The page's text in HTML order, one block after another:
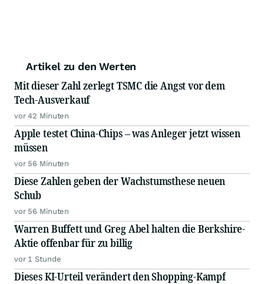
Artikel zu den Werten
Mit dieser Zahl zerlegt TSMC die Angst vor dem
Tech-Ausverkauf
vor 42 Minuten
Apple testet China-Chips – was Anleger jetzt wissen
müssen
vor 56 Minuten
Diese Zahlen geben der Wachstumsthese neuen
Schub
vor 56 Minuten
Warren Buffett und Greg Abel halten die Berkshire-
Aktie offenbar für zu billig
vor 1 Stunde
Dieses KI-Urteil verändert den Shopping-Kampf